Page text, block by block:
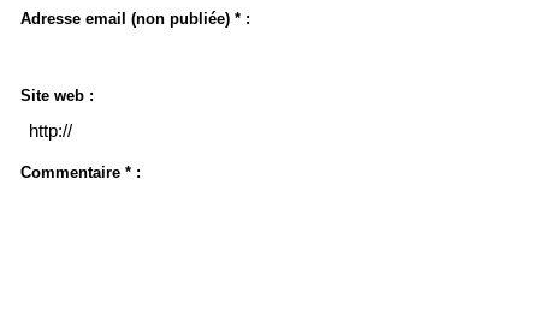
Adresse email (non publiée) * :
Site web :
Commentaire * :